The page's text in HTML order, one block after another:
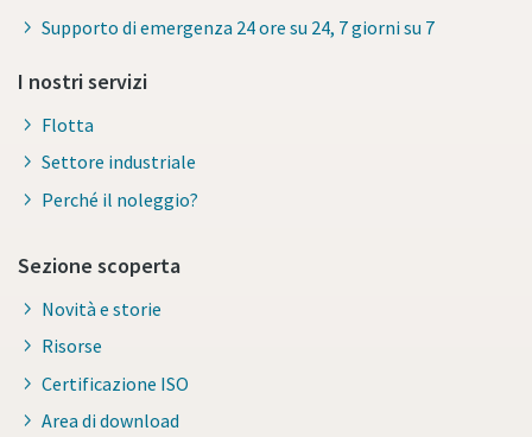
Supporto di emergenza 24 ore su 24, 7 giorni su 7
I nostri servizi
Flotta
Settore industriale
Perché il noleggio?
Sezione scoperta
Novità e storie
Risorse
Certificazione ISO
Area di download